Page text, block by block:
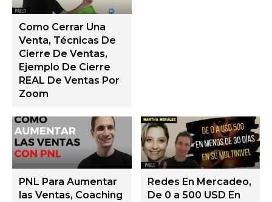
Como Cerrar Una
Venta, Técnicas De
Cierre De Ventas,
Ejemplo De Cierre
REAL De Ventas Por
Zoom
PNL Para Aumentar
las Ventas, Coaching
Redes En Mercadeo,
De 0 a 500 USD En